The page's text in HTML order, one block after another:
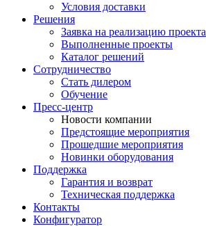
Условия доставки
Решения
Заявка на реализацию проекта
Выполненные проекты
Каталог решений
Сотрудничество
Стать дилером
Обучение
Пресс-центр
Новости компании
Предстоящие мероприятия
Прошедшие мероприятия
Новинки оборудования
Поддержка
Гарантия и возврат
Техническая поддержка
Контакты
Конфигуратор